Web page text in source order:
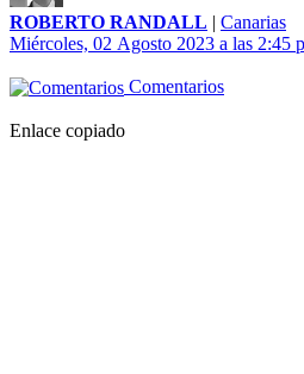
ROBERTO RANDALL | Canarias
Miércoles, 02 Agosto 2023 a las 2:45
Comentarios
Enlace copiado